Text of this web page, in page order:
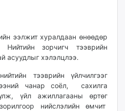
ээлжит хуралдаан өнөөдөр
зорчигч тээврийн
асуудлыг хэлэлцлээ.
тээврийн үйлчилгээг
чанар соёл, сахилга
үйл ажиллагааны өртөг
нийслэлийн өмчит